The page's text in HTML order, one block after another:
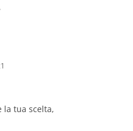
tua scelta,